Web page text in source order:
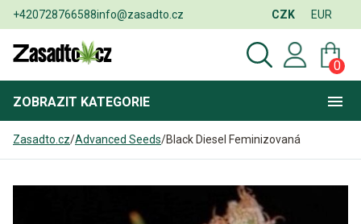
+420728766588info@zasadto.cz CZK EUR
0
ZOBRAZIT KATEGORIE
Zasadto.cz/Advanced Seeds/Black Diesel Feminizovaná